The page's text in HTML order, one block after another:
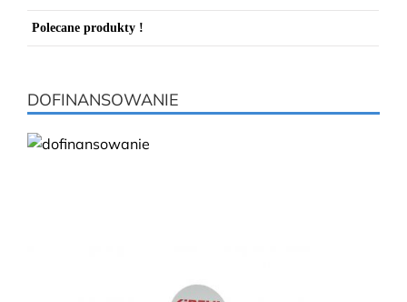
Polecane produkty !
DOFINANSOWANIE